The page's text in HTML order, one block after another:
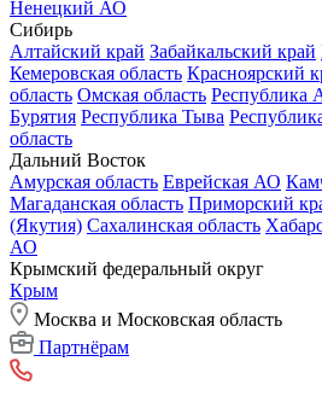
Ненецкий АО
Сибирь
Алтайский край Забайкальский край
Кемеровская область Красноярский
область Омская область Республика
Бурятия Республика Тыва
область
Дальний Восток
Амурская область Еврейская АО
Магаданская область Приморский
(Якутия) Сахалинская область
АО
Крымский федеральный округ
Крым
Москва и Московская область
Партнёрам